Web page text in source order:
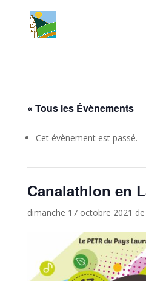
« Tous les Évènements
Cet évènement est passé.
Canalathlon en
dimanche 17 octobre 2021 de